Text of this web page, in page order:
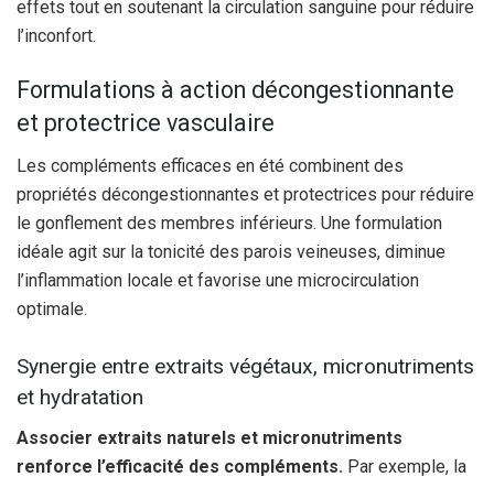
effets tout en soutenant la circulation sanguine pour réduire
l’inconfort.
Formulations à action décongestionnante
et protectrice vasculaire
Les compléments efficaces en été combinent des
propriétés décongestionnantes et protectrices pour réduire
le gonflement des membres inférieurs. Une formulation
idéale agit sur la tonicité des parois veineuses, diminue
l’inflammation locale et favorise une microcirculation
optimale.
Synergie entre extraits végétaux, micronutriments
et hydratation
Associer extraits naturels et micronutriments
renforce l’efficacité des compléments. Par exemple, la